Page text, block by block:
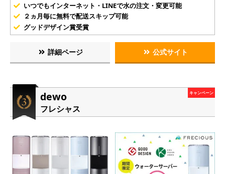
いつでもインターネット・LINEで水の注文・変更可能
２ヵ月毎に無料で配送スキップ可能
グッドデザイン賞受賞
詳細ページ 公式サイト
dewo
フレシャス
キャンペーン